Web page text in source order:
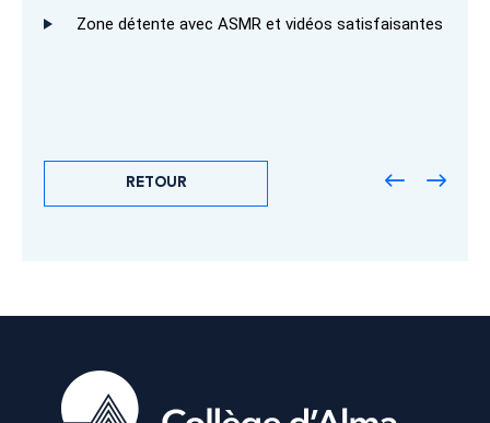
Zone détente avec ASMR et vidéos satisfaisantes
RETOUR